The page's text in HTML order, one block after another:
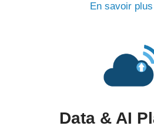
En savoir plus
Data & AI